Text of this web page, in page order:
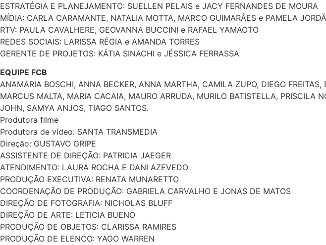
ESTRATÉGIA E PLANEJAMENTO: SUELLEN PELAIS e JACY FERNANDES DE MOURA
MÍDIA: CARLA CARAMANTE, NATALIA MOTTA, MARCO GUIMARÂES e PAMELA
RTV: PAULA CAVALHERE, GEOVANNA BUCCINI e RAFAEL YAMAOTO
REDES SOCIAIS: LARISSA RÉGIA e AMANDA TORRES
GERENTE DE PROJETOS: KÁTIA SINACHI e JÉSSICA FERRASSA
EQUIPE FCB
ANAMARIA BOSCHI, ANNA BECKER, ANNA MARTHA, CAMILA ZUPO, DIEGO FREITAS,
MARCUS MALTA, MARIA CACAIA, MAURO ARRUDA, MURILO BATISTELLA, PRISCILA
JOHN, SAMYA ANJOS, TIAGO SANTOS.
Produtora filme
Produtora de vídeo: SANTA TRANSMEDIA
Direção: GUSTAVO GRIPE
ASSISTENTE DE DIREÇÃO: PATRICIA JAEGER
ATENDIMENTO: LAURA ROCHA E DANI AZEVEDO
PRODUÇÃO EXECUTIVA: RENATA MUNARETTO
COORDENAÇÃO DE PRODUÇÃO: GABRIELA CARVALHO E JONAS DE MATOS
DIREÇÃO DE FOTOGRAFIA: NICHOLAS BLUFF
DIREÇÃO DE ARTE: LETICIA BUENO
PRODUÇÃO DE OBJETOS: CLARISSA RAMIRES
PRODUÇÃO DE ELENCO: YAGO WARREN